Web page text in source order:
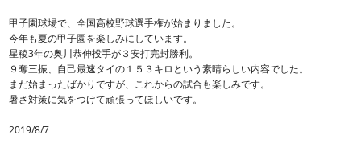
甲子園球場で、全国高校野球選手権が始まりました。
今年も夏の甲子園を楽しみにしています。
星稜3年の奥川恭伸投手が３安打完封勝利。
９奪三振、自己最速タイの１５３キロという素晴らしい内容でした。
まだ始まったばかりですが、これからの試合も楽しみです。
暑さ対策に気をつけて頑張ってほしいです。
2019/8/7